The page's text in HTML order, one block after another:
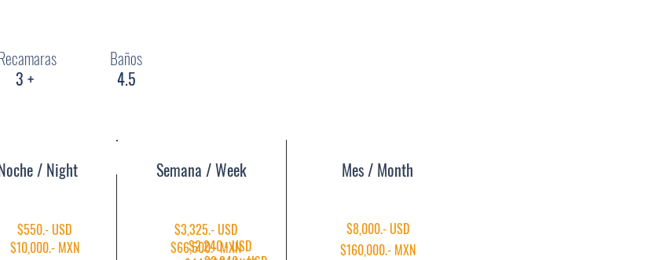
Baños
4.5
3 +
/ Night Semana / Week Mes / Month
$2,240.- USD
$550.- USD
$10,000.- MXN
$3,325.- USD
$66,500.- MXN
$8,000.- USD
$160,000.- MXN